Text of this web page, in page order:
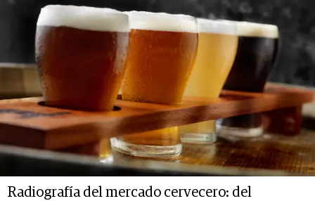
Radiografía del mercado cervecero: del